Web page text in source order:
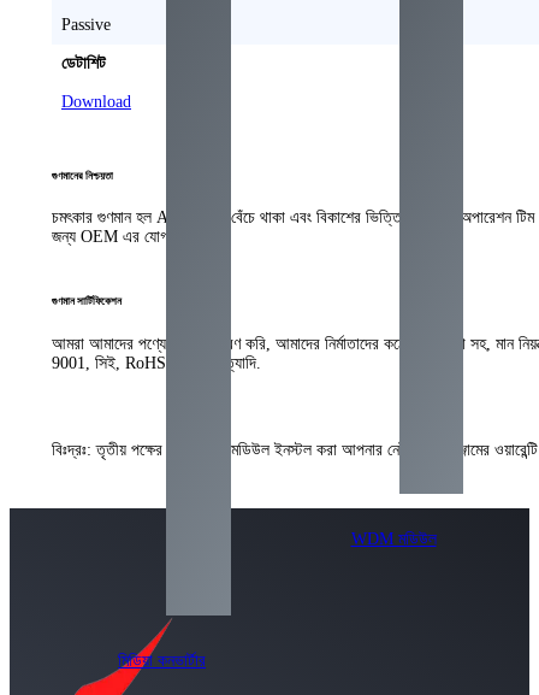
মিডিয়া কনভার্টার
WDM মডিউল
Passive
ডেটাশিট
Download
গুণমানের নিশ্চয়তা
চমৎকার গুণমান হল Aerech এর বেঁচে থাকা এবং বিকাশের ভিত্তি. আমাদের অপারেশন টিম
জন্য OEM এর যোগ্যতা রয়েছে.
গুণমান সার্টিফিকেশন
আমরা আমাদের পণ্যের মান নিয়ন্ত্রণ করি, আমাদের নির্মাতাদের কঠোর যোগ্যতা সহ, মান
9001, সিই, RoHS, FCC, ইত্যাদি.
বিঃদ্রঃ: তৃতীয় পক্ষের অপটিক্যাল মডিউল ইনস্টল করা আপনার নেটওয়ার্ক সরঞ্জামের